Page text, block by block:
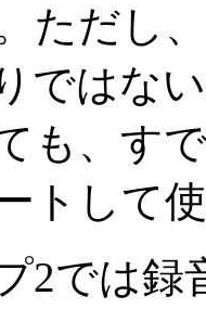
ただし
ではな
も、す
トして
2では録